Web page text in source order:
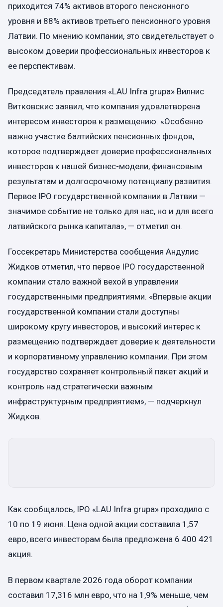
приходится 74% активов второго пенсионного
уровня и 88% активов третьего пенсионного уровня
Латвии. По мнению компании, это свидетельствует о
высоком доверии профессиональных инвесторов к
ее перспективам.
Председатель правления «LAU Infra grupa» Вилнис
Витковскис заявил, что компания удовлетворена
интересом инвесторов к размещению. «Особенно
важно участие балтийских пенсионных фондов,
которое подтверждает доверие профессиональных
инвесторов к нашей бизнес-модели, финансовым
результатам и долгосрочному потенциалу развития.
Первое IPO государственной компании в Латвии —
значимое событие не только для нас, но и для всего
латвийского рынка капитала», — отметил он.
Госсекретарь Министерства сообщения Андулис
Жидков отметил, что первое IPO государственной
компании стало важной вехой в управлении
государственными предприятиями. «Впервые акции
государственной компании стали доступны
широкому кругу инвесторов, и высокий интерес к
размещению подтверждает доверие к деятельности
и корпоративному управлению компании. При этом
государство сохраняет контрольный пакет акций и
контроль над стратегически важным
инфраструктурным предприятием», — подчеркнул
Жидков.
Как сообщалось, IPO «LAU Infra grupa» проходило с
10 по 19 июня. Цена одной акции составила 1,57
евро, всего инвесторам была предложена 6 400 421
акция.
В первом квартале 2026 года оборот компании
составил 17,316 млн евро, что на 1,9% меньше, чем